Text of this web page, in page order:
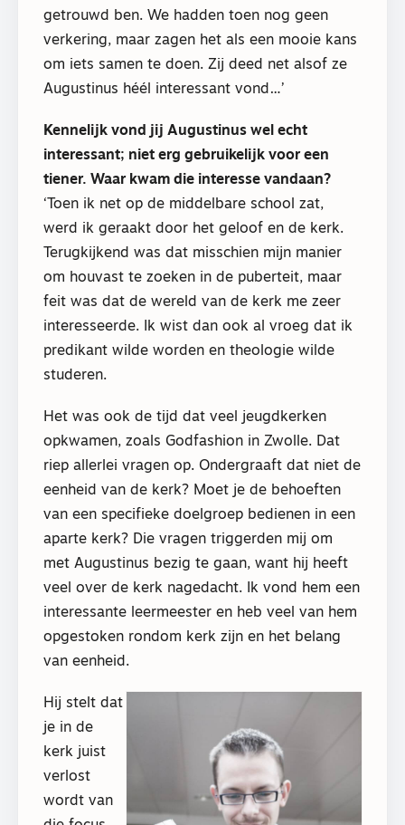
getrouwd ben. We hadden toen nog geen
verkering, maar zagen het als een mooie kans
om iets samen te doen. Zij deed net alsof ze
Augustinus héél interessant vond…’
Kennelijk vond jij Augustinus wel echt
interessant; niet erg gebruikelijk voor een
tiener. Waar kwam die interesse vandaan?
‘Toen ik net op de middelbare school zat,
werd ik geraakt door het geloof en de kerk.
Terugkijkend was dat misschien mijn manier
om houvast te zoeken in de puberteit, maar
feit was dat de wereld van de kerk me zeer
interesseerde. Ik wist dan ook al vroeg dat ik
predikant wilde worden en theologie wilde
studeren.
Het was ook de tijd dat veel jeugdkerken
opkwamen, zoals Godfashion in Zwolle. Dat
riep allerlei vragen op. Ondergraaft dat niet de
eenheid van de kerk? Moet je de behoeften
van een specifieke doelgroep bedienen in een
aparte kerk? Die vragen triggerden mij om
met Augustinus bezig te gaan, want hij heeft
veel over de kerk nagedacht. Ik vond hem een
interessante leermeester en heb veel van hem
opgestoken rondom kerk zijn en het belang
van eenheid.
Hij stelt dat
je in de
kerk juist
verlost
wordt van